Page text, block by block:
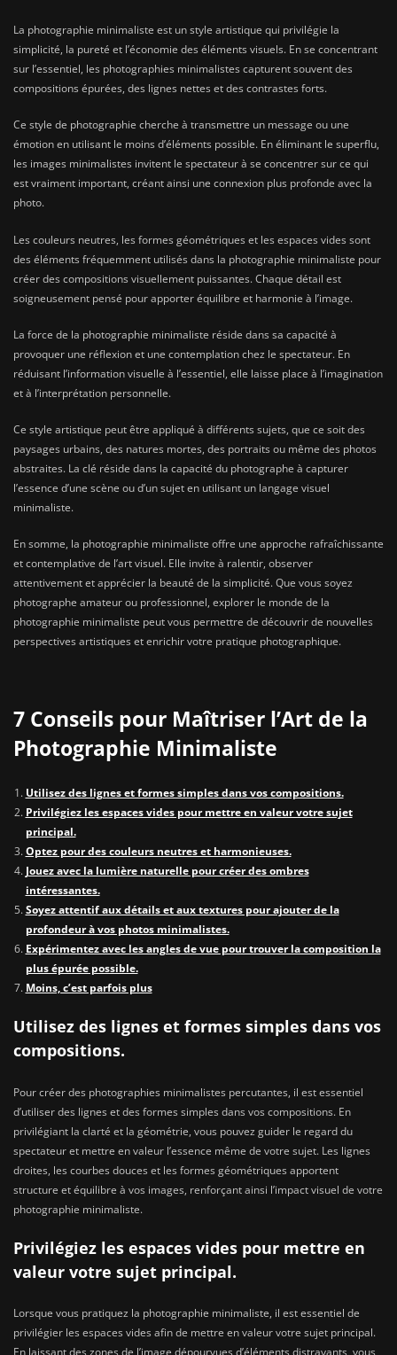
La photographie minimaliste est un style artistique qui privilégie la
simplicité, la pureté et l’économie des éléments visuels. En se concentrant
sur l’essentiel, les photographies minimalistes capturent souvent des
compositions épurées, des lignes nettes et des contrastes forts.
Ce style de photographie cherche à transmettre un message ou une
émotion en utilisant le moins d’éléments possible. En éliminant le superflu,
les images minimalistes invitent le spectateur à se concentrer sur ce qui
est vraiment important, créant ainsi une connexion plus profonde avec la
photo.
Les couleurs neutres, les formes géométriques et les espaces vides sont
des éléments fréquemment utilisés dans la photographie minimaliste pour
créer des compositions visuellement puissantes. Chaque détail est
soigneusement pensé pour apporter équilibre et harmonie à l’image.
La force de la photographie minimaliste réside dans sa capacité à
provoquer une réflexion et une contemplation chez le spectateur. En
réduisant l’information visuelle à l’essentiel, elle laisse place à l’imagination
et à l’interprétation personnelle.
Ce style artistique peut être appliqué à différents sujets, que ce soit des
paysages urbains, des natures mortes, des portraits ou même des photos
abstraites. La clé réside dans la capacité du photographe à capturer
l’essence d’une scène ou d’un sujet en utilisant un langage visuel
minimaliste.
En somme, la photographie minimaliste offre une approche rafraîchissante
et contemplative de l’art visuel. Elle invite à ralentir, observer
attentivement et apprécier la beauté de la simplicité. Que vous soyez
photographe amateur ou professionnel, explorer le monde de la
photographie minimaliste peut vous permettre de découvrir de nouvelles
perspectives artistiques et enrichir votre pratique photographique.
7 Conseils pour Maîtriser l’Art de la
Photographie Minimaliste
Utilisez des lignes et formes simples dans vos compositions.
Privilégiez les espaces vides pour mettre en valeur votre sujet
principal.
Optez pour des couleurs neutres et harmonieuses.
Jouez avec la lumière naturelle pour créer des ombres
intéressantes.
Soyez attentif aux détails et aux textures pour ajouter de la
profondeur à vos photos minimalistes.
Expérimentez avec les angles de vue pour trouver la composition la
plus épurée possible.
Moins, c’est parfois plus
Utilisez des lignes et formes simples dans vos
compositions.
Pour créer des photographies minimalistes percutantes, il est essentiel
d’utiliser des lignes et des formes simples dans vos compositions. En
privilégiant la clarté et la géométrie, vous pouvez guider le regard du
spectateur et mettre en valeur l’essence même de votre sujet. Les lignes
droites, les courbes douces et les formes géométriques apportent
structure et équilibre à vos images, renforçant ainsi l’impact visuel de votre
photographie minimaliste.
Privilégiez les espaces vides pour mettre en
valeur votre sujet principal.
Lorsque vous pratiquez la photographie minimaliste, il est essentiel de
privilégier les espaces vides afin de mettre en valeur votre sujet principal.